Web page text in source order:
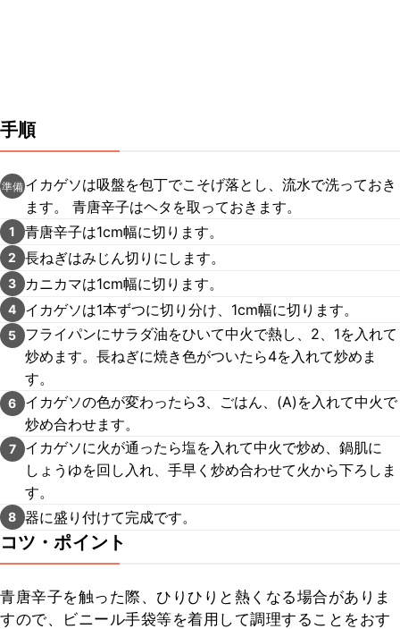
手順
準備 イカゲソは吸盤を包丁でこそげ落とし、流水で洗っておき
ます。 青唐辛子はヘタを取っておきます。
1 青唐辛子は1cm幅に切ります。
2 長ねぎはみじん切りにします。
3 カニカマは1cm幅に切ります。
4 イカゲソは1本ずつに切り分け、1cm幅に切ります。
5
フライパンにサラダ油をひいて中火で熱し、2、1を入れて
炒めます。長ねぎに焼き色がついたら4を入れて炒めま
す。
6
イカゲソの色が変わったら3、ごはん、(A)を入れて中火で
炒め合わせます。
7
イカゲソに火が通ったら塩を入れて中火で炒め、鍋肌に
しょうゆを回し入れ、手早く炒め合わせて火から下ろしま
す。
8 器に盛り付けて完成です。
コツ・ポイント
青唐辛子を触った際、ひりひりと熱くなる場合がありま
すので、ビニール手袋等を着用して調理することをおす